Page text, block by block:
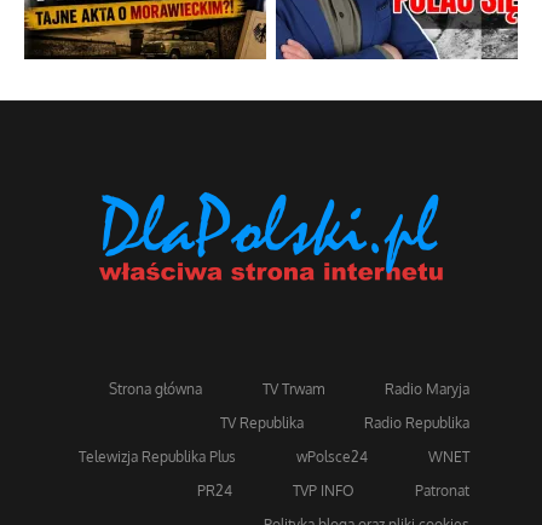
Strona główna TV Trwam
Radio Maryja
TV Republika
Radio Republika
Telewizja Republika Plus
wPolsce24
WNET
PR24
TVP INFO
Patronat